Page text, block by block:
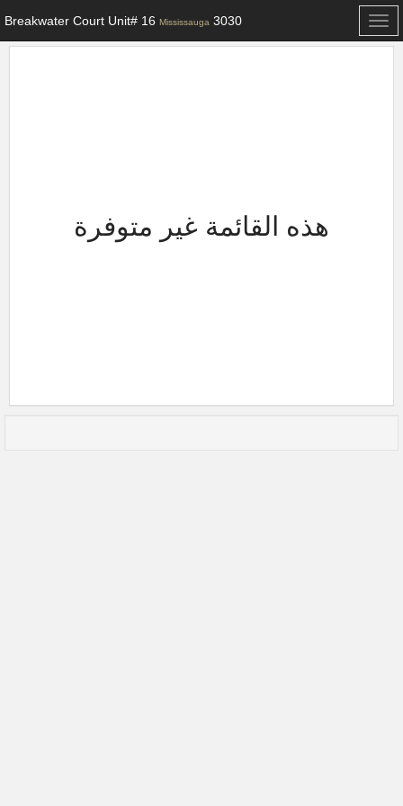
Toggle
navigation
3030 Breakwater Court Unit# 16
Mississauga
هذه القائمة غير متوفرة